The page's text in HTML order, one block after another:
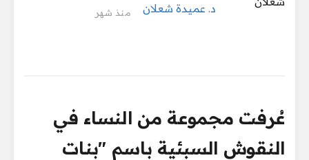
د. عميدة شعلان منذ شهر
عُرفت مجموعة من النساء في
النقوش السبئية باسم "بنات